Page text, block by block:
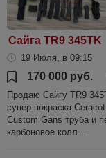
Сайга TR9 345TK
19 Июля, в 09:15
170 000 руб.
Продаю Сайгу TR9
супер покраска
Custom Gans труба и
карбоновое колл...